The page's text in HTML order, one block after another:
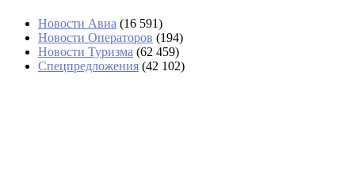
Новости Авиа (16 591)
Новости Операторов (194)
Новости Туризма (62 459)
Спецпредложения (42 102)